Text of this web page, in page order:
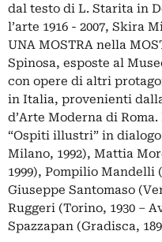
dal testo di L. Starita in
l’arte 1916 - 2007, Skira
UNA MOSTRA nella
Spinosa, esposte al
con opere di altri
in Italia, provenienti
d’Arte Moderna di
“Ospiti illustri” in
Milano, 1992), Mattia
1999), Pompilio Mandelli
Giuseppe Santomaso
Ruggeri (Torino, 1930 –
Spazzapan (Gradisca,